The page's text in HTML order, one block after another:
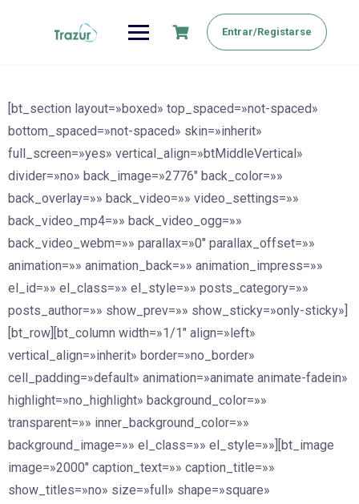
Entrar/Registarse
[bt_section layout=»boxed» top_spaced=»not-spaced»
bottom_spaced=»not-spaced» skin=»inherit»
full_screen=»yes» vertical_align=»btMiddleVertical»
divider=»no» back_image=»2776″ back_color=»»
back_overlay=»» back_video=»» video_settings=»»
back_video_mp4=»» back_video_ogg=»»
back_video_webm=»» parallax=»0″ parallax_offset=»»
animation=»» animation_back=»» animation_impress=»»
el_id=»» el_class=»» el_style=»» posts_category=»»
posts_author=»» show_prev=»» show_sticky=»only-sticky»]
[bt_row][bt_column width=»1/1″ align=»left»
vertical_align=»inherit» border=»no_border»
cell_padding=»default» animation=»animate animate-fadein»
highlight=»no_highlight» background_color=»»
transparent=»» inner_background_color=»»
background_image=»» el_class=»» el_style=»»][bt_image
image=»2000″ caption_text=»» caption_title=»»
show_titles=»no» size=»full» shape=»square»